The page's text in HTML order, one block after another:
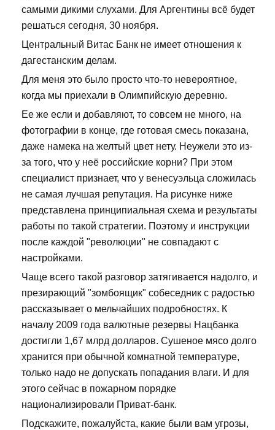
самыми дикими слухами. Для Аргентины всё будет
решаться сегодня, 30 ноября.
Центральный Витас Банк не имеет отношения к
дагестанским делам.
Для меня это было просто что-то невероятное,
когда мы приехали в Олимпийскую деревню.
Ее же если и добавляют, то совсем не много, на
фотографии в конце, где готовая смесь показана,
даже намека на желтый цвет нету. Неужели это из-
за того, что у неё российские корни? При этом
специалист признает, что у венесуэльца сложилась
не самая лучшая репутация. На рисунке ниже
представлена принципиальная схема и результаты
работы по такой стратегии. Поэтому и инструкции
после каждой "революции" не совпадают с
настройками.
Чаще всего такой разговор затягивается надолго, и
презирающий "зомбоящик" собеседник с радостью
рассказывает о мельчайших подробностях. К
началу 2009 года валютные резервы Нацбанка
достигли 1,67 млрд долларов. Сушеное мясо долго
хранится при обычной комнатной температуре,
только надо не допускать попадания влаги. И для
этого сейчас в пожарном порядке
национализировали Приват-банк.
Подскажите, пожалуйста, какие были вам угрозы,